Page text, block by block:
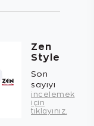
Zen
Style
Son
sayıyı
incelemek
için
tıklayınız.